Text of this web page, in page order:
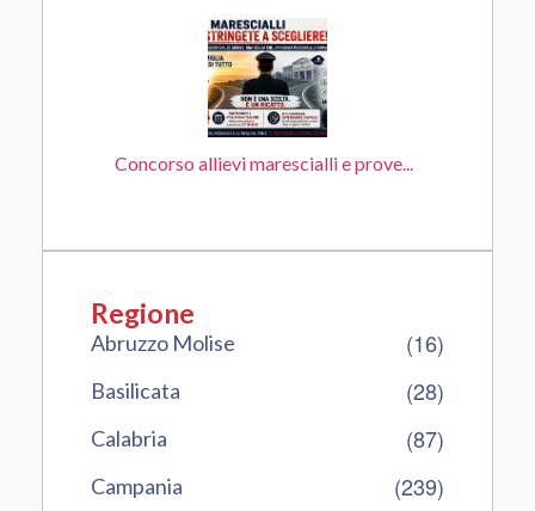
Concorso allievi marescialli e prove...
Regione
Abruzzo Molise (16)
Basilicata (28)
Calabria (87)
Campania (239)